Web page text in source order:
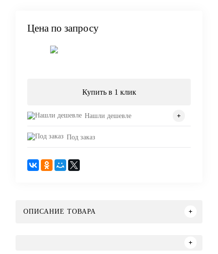
Цена по запросу
Купить в 1 клик
Нашли дешевле
Под заказ
ОПИСАНИЕ ТОВАРА